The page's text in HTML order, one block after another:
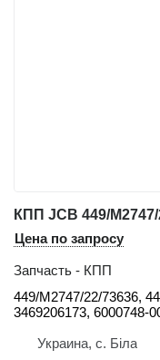
Цена по запросу
Запчасть - КПП
449/M2747/22/73636,
3469206173, 6000748-
Украина, с. Біла